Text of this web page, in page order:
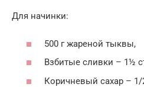
Для начинки:
500 г жареной тыквы,
Взбитые сливки – 1½
Коричневый сахар – 1/